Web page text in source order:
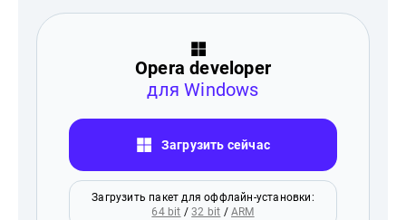
Opera developer
для Windows
Загрузить сейчас
Загрузить пакет для оффлайн-установки:
64 bit /32 bit / ARM